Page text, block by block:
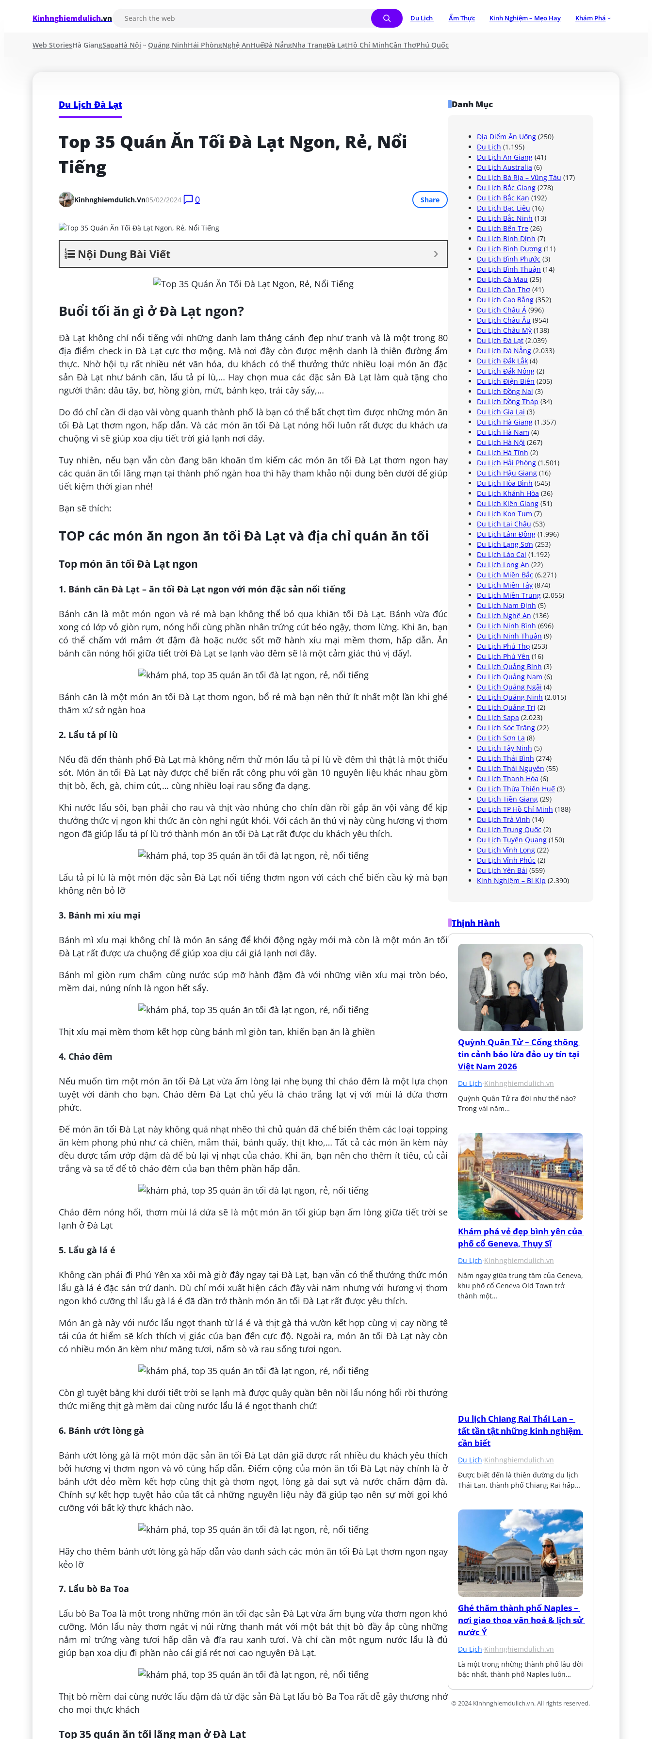
Kinhnghiemdulich.vn Du Lịch Ẩm Thực Kinh Nghiệm – Mẹo Hay Khám Phá
Web StoriesHà GiangSapaHà Nội Quảng NinhHải PhòngNghệ AnHuếĐà NẵngNha TrangĐà LạtHồ Chí MinhCần ThơPhú Quốc
Du Lịch Đà Lạt
Top 35 Quán Ăn Tối Đà Lạt Ngon, Rẻ, Nổi
Tiếng
Kinhnghiemdulich.vn05/02/2024 0 Share
Nội Dung Bài Viết
Buổi tối ăn gì ở Đà Lạt ngon?
Đà Lạt không chỉ nổi tiếng với những danh lam thắng cảnh đẹp như tranh và là một trong 80
địa điểm check in Đà Lạt cực thơ mộng. Mà nơi đây còn được mệnh danh là thiên đường ẩm
thực. Nhờ hội tụ rất nhiều nét văn hóa, du khách có thể thưởng thức nhiều loại món ăn đặc
sản Đà Lạt như bánh căn, lẩu tả pí lù,… Hay chọn mua các đặc sản Đà Lạt làm quà tặng cho
người thân: dâu tây, bơ, hồng giòn, mứt, bánh kẹo, trái cây sấy,…
Do đó chỉ cần đi dạo vài vòng quanh thành phố là bạn có thể bất chợt tìm được những món ăn
tối Đà Lạt thơm ngon, hấp dẫn. Và các món ăn tối Đà Lạt nóng hổi luôn rất được du khách ưa
chuộng vì sẽ giúp xoa dịu tiết trời giá lạnh nơi đây.
Tuy nhiên, nếu bạn vẫn còn đang băn khoăn tìm kiếm các món ăn tối Đà Lạt thơm ngon hay
các quán ăn tối lãng mạn tại thành phố ngàn hoa thì hãy tham khảo nội dung bên dưới để giúp
tiết kiệm thời gian nhé!
Bạn sẽ thích:
TOP các món ăn ngon ăn tối Đà Lạt và địa chỉ quán ăn tối
Top món ăn tối Đà Lạt ngon
1. Bánh căn Đà Lạt – ăn tối Đà Lạt ngon với món đặc sản nổi tiếng
Bánh căn là một món ngon và rẻ mà bạn không thể bỏ qua khiăn tối Đà Lạt. Bánh vừa đúc
xong có lớp vỏ giòn rụm, nóng hổi cùng phần nhân trứng cút béo ngậy, thơm lừng. Khi ăn, bạn
có thể chấm với mắm ớt đậm đà hoặc nước sốt mỡ hành xíu mại mềm thơm, hấp dẫn. Ăn
bánh căn nóng hổi giữa tiết trời Đà Lạt se lạnh vào đêm sẽ là một cảm giác thú vị đấy!.
Bánh căn là một món ăn tối Đà Lạt thơm ngon, bổ rẻ mà bạn nên thử ít nhất một lần khi ghé
thăm xứ sở ngàn hoa
2. Lẩu tả pí lù
Nếu đã đến thành phố Đà Lạt mà không nếm thử món lẩu tả pí lù về đêm thì thật là một thiếu
sót. Món ăn tối Đà Lạt này được chế biến rất công phu với gần 10 nguyên liệu khác nhau gồm
thịt bò, ếch, gà, chim cút,… cùng nhiều loại rau sống đa dạng.
Khi nước lẩu sôi, bạn phải cho rau và thịt vào nhúng cho chín dần rồi gắp ăn vội vàng để kịp
thưởng thức vị ngon khi thức ăn còn nghi ngút khói. Với cách ăn thú vị này cùng hương vị thơm
ngon đã giúp lẩu tả pí lù trở thành món ăn tối Đà Lạt rất được du khách yêu thích.
Lẩu tả pí lù là một món đặc sản Đà Lạt nổi tiếng thơm ngon với cách chế biến cầu kỳ mà bạn
không nên bỏ lỡ
3. Bánh mì xíu mại
Bánh mì xíu mại không chỉ là món ăn sáng để khởi động ngày mới mà còn là một món ăn tối
Đà Lạt rất được ưa chuộng để giúp xoa dịu cái giá lạnh nơi đây.
Bánh mì giòn rụm chấm cùng nước súp mỡ hành đậm đà với những viên xíu mại tròn béo,
mềm dai, núng nính là ngon hết sẩy.
Thịt xíu mại mềm thơm kết hợp cùng bánh mì giòn tan, khiến bạn ăn là ghiền
4. Cháo đêm
Nếu muốn tìm một món ăn tối Đà Lạt vừa ấm lòng lại nhẹ bụng thì cháo đêm là một lựa chọn
tuyệt vời dành cho bạn. Cháo đêm Đà Lạt chủ yếu là cháo trắng lạt vị với mùi lá dứa thơm
phức.
Để món ăn tối Đà Lạt này không quá nhạt nhẽo thì chủ quán đã chế biến thêm các loại topping
ăn kèm phong phú như cá chiên, mắm thái, bánh quẩy, thịt kho,… Tất cả các món ăn kèm này
đều được tẩm ướp đậm đà để bù lại vị nhạt của cháo. Khi ăn, bạn nên cho thêm ít tiêu, củ cải
trắng và sa tế để tô cháo đêm của bạn thêm phần hấp dẫn.
Cháo đêm nóng hổi, thơm mùi lá dứa sẽ là một món ăn tối giúp bạn ấm lòng giữa tiết trời se
lạnh ở Đà Lạt
5. Lẩu gà lá é
Không cần phải đi Phú Yên xa xôi mà giờ đây ngay tại Đà Lạt, bạn vẫn có thể thưởng thức món
lẩu gà lá é đặc sản trứ danh. Dù chỉ mới xuất hiện cách đây vài năm nhưng với hương vị thơm
ngon khó cưỡng thì lẩu gà lá é đã dần trở thành món ăn tối Đà Lạt rất được yêu thích.
Món ăn gà này với nước lẩu ngọt thanh từ lá é và thịt gà thả vườn kết hợp cùng vị cay nồng tê
tái của ớt hiểm sẽ kích thích vị giác của bạn đến cực độ. Ngoài ra, món ăn tối Đà Lạt này còn
có nhiều món ăn kèm như măng tươi, nấm sò và rau sống tươi ngon.
Còn gì tuyệt bằng khi dưới tiết trời se lạnh mà được quây quần bên nồi lẩu nóng hổi rồi thưởng
thức miếng thịt gà mềm dai cùng nước lẩu lá é ngọt thanh chứ!
6. Bánh ướt lòng gà
Bánh ướt lòng gà là một món đặc sản ăn tối Đà Lạt dân giã được rất nhiều du khách yêu thích
bởi hương vị thơm ngon và vô cùng hấp dẫn. Điểm cộng của món ăn tối Đà Lạt này chính là ở
bánh ướt dẻo mềm kết hợp cùng thịt gà thơm ngọt, lòng gà dai sựt và nước chấm đậm đà.
Chính sự kết hợp tuyệt hảo của tất cả những nguyên liệu này đã giúp tạo nên sự mời gọi khó
cưỡng với bất kỳ thực khách nào.
Hãy cho thêm bánh ướt lòng gà hấp dẫn vào danh sách các món ăn tối Đà Lạt thơm ngon ngay
kẻo lỡ
7. Lẩu bò Ba Toa
Lẩu bò Ba Toa là một trong những món ăn tối đạc sản Đà Lạt vừa ấm bụng vừa thơm ngon khó
cưỡng. Món lẩu này thơm ngát vị núi rừng thanh mát với một bát thịt bò đầy ắp cùng những
nắm mì trứng vàng tươi hấp dẫn và đĩa rau xanh tươi. Và chỉ cần một ngụm nước lẩu là đủ
giúp bạn xoa dịu đi phần nào cái giá rét nơi cao nguyên Đà Lạt.
Thịt bò mềm dai cùng nước lẩu đậm đà từ đặc sản Đà Lạt lẩu bò Ba Toa rất dễ gây thương nhớ
cho mọi thực khách
Top 35 quán ăn tối lãng mạn ở Đà Lạt
Danh Mục
Địa Điểm Ăn Uống (250)
Du Lịch (1.195)
Du Lịch An Giang (41)
Du Lịch Australia (6)
Du Lịch Bà Rịa – Vũng Tàu (17)
Du Lịch Bắc Giang (278)
Du Lịch Bắc Kạn (192)
Du Lịch Bạc Liêu (16)
Du Lịch Bắc Ninh (13)
Du Lịch Bến Tre (26)
Du Lịch Bình Định (7)
Du Lịch Bình Dương (11)
Du Lịch Bình Phước (3)
Du Lịch Bình Thuận (14)
Du Lịch Cà Mau (25)
Du Lịch Cần Thơ (41)
Du Lịch Cao Bằng (352)
Du Lịch Châu Á (996)
Du Lịch Châu Âu (954)
Du Lịch Châu Mỹ (138)
Du Lịch Đà Lạt (2.039)
Du Lịch Đà Nẵng (2.033)
Du Lịch Đắk Lắk (4)
Du Lịch Đắk Nông (2)
Du Lịch Điện Biên (205)
Du Lịch Đồng Nai (3)
Du Lịch Đồng Tháp (34)
Du Lịch Gia Lai (3)
Du Lịch Hà Giang (1.357)
Du Lịch Hà Nam (4)
Du Lịch Hà Nội (267)
Du Lịch Hà Tĩnh (2)
Du Lịch Hải Phòng (1.501)
Du Lịch Hậu Giang (16)
Du Lịch Hòa Bình (545)
Du Lịch Khánh Hòa (36)
Du Lịch Kiên Giang (51)
Du Lịch Kon Tum (7)
Du Lịch Lai Châu (53)
Du Lịch Lâm Đồng (1.996)
Du Lịch Lạng Sơn (253)
Du Lịch Lào Cai (1.192)
Du Lịch Long An (22)
Du Lịch Miền Bắc (6.271)
Du Lịch Miền Tây (874)
Du Lịch Miền Trung (2.055)
Du Lịch Nam Định (5)
Du Lịch Nghệ An (136)
Du Lịch Ninh Bình (696)
Du Lịch Ninh Thuận (9)
Du Lịch Phú Thọ (253)
Du Lịch Phú Yên (16)
Du Lịch Quảng Bình (3)
Du Lịch Quảng Nam (6)
Du Lịch Quảng Ngãi (4)
Du Lịch Quảng Ninh (2.015)
Du Lịch Quảng Trị (2)
Du Lịch Sapa (2.023)
Du Lịch Sóc Trăng (22)
Du Lịch Sơn La (8)
Du Lịch Tây Ninh (5)
Du Lịch Thái Bình (274)
Du Lịch Thái Nguyên (55)
Du Lịch Thanh Hóa (6)
Du Lịch Thừa Thiên Huế (3)
Du Lịch Tiền Giang (29)
Du Lịch TP Hồ Chí Minh (188)
Du Lịch Trà Vinh (14)
Du Lịch Trung Quốc (2)
Du Lịch Tuyên Quang (150)
Du Lịch Vĩnh Long (22)
Du Lịch Vĩnh Phúc (2)
Du Lịch Yên Bái (559)
Kinh Nghiệm – Bí Kíp (2.390)
Thịnh Hành
Quỳnh Quân Tử – Cổng thông
tin cảnh báo lừa đảo uy tín tại
Việt Nam 2026
Du Lịch·Kinhnghiemdulich.vn
Quỳnh Quân Tử ra đời như thế nào?
Trong vài năm…
Khám phá vẻ đẹp bình yên của
phố cổ Geneva, Thụy Sĩ
Du Lịch·Kinhnghiemdulich.vn
Nằm ngay giữa trung tâm của Geneva,
khu phố cổ Geneva Old Town trở
thành một…
Du lịch Chiang Rai Thái Lan –
tất tần tật những kinh nghiệm
cần biết
Du Lịch·Kinhnghiemdulich.vn
Được biết đến là thiên đường du lịch
Thái Lan, thành phố Chiang Rai hấp…
Ghé thăm thành phố Naples –
nơi giao thoa văn hoá & lịch sử
nước Ý
Du Lịch·Kinhnghiemdulich.vn
Là một trong những thành phố lâu đời
bậc nhất, thành phố Naples luôn…
© 2024 Kinhnghiemdulich.vn. All rights reserved.